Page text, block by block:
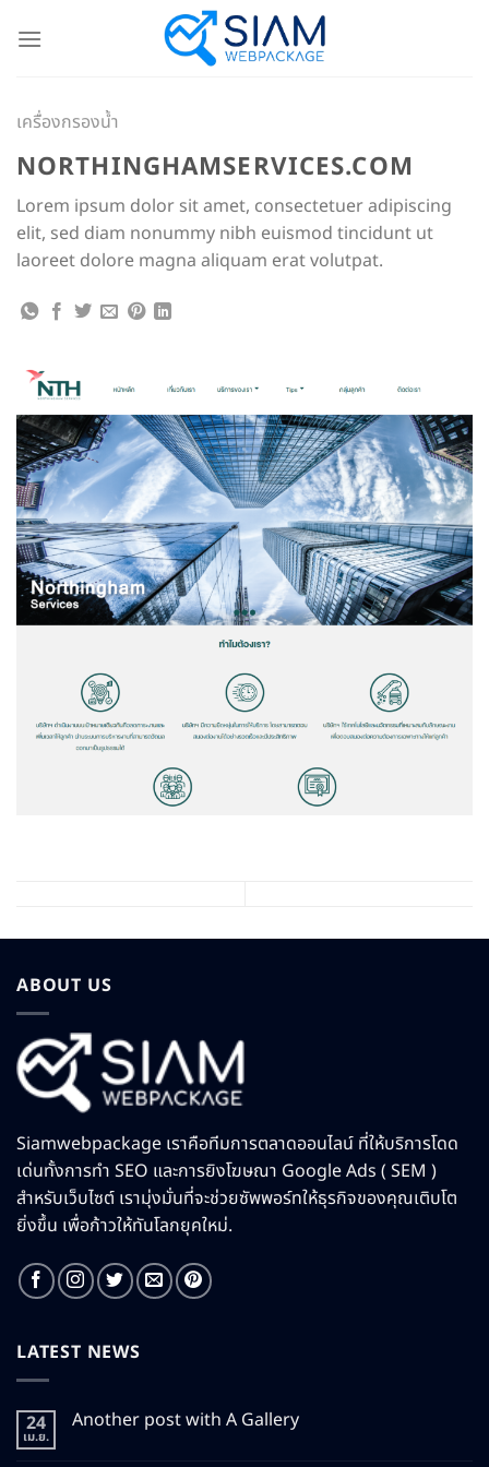
เครื่องกรองน้ำ
NORTHINGHAMSERVICES.COM
Lorem ipsum dolor sit amet, consectetuer adipiscing
elit, sed diam nonummy nibh euismod tincidunt ut
laoreet dolore magna aliquam erat volutpat.
ABOUT US
Siamwebpackage เราคือทีมการตลาดออนไลน์ ที่ให้บริการโดด
เด่นทั้งการทำ SEO และการยิงโฆษณา Google Ads ( SEM )
สำหรับเว็บไซต์ เรามุ่งมั่นที่จะช่วยซัพพอร์ทให้ธุรกิจของคุณเติบโต
ยิ่งขึ้น เพื่อก้าวให้ทันโลกยุคใหม่.
LATEST NEWS
24
เม.ย.
Another post with A Gallery